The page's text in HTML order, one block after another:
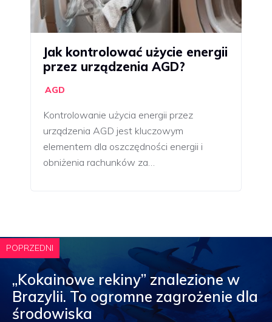
Jak kontrolować użycie energii
przez urządzenia AGD?
AGD
Kontrolowanie użycia energii przez
urządzenia AGD jest kluczowym
elementem dla oszczędności energii i
obniżenia rachunków za…
POPRZEDNI
„Kokainowe rekiny” znalezione w
Brazylii. To ogromne zagrożenie dla
środowiska